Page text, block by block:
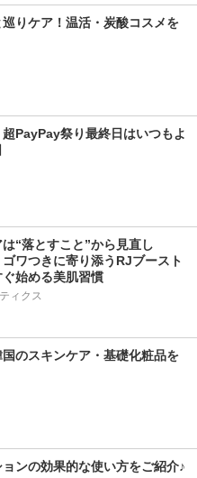
りケア！温活・炭酸コスメを
超PayPay祭り最終日はいつもよ
は“落とすこと”から見直し
ワつきに寄り添うRJブースト
始める美肌習慣
ィクス
のスキンケア・基礎化粧品を
ンの効果的な使い方をご紹介♪